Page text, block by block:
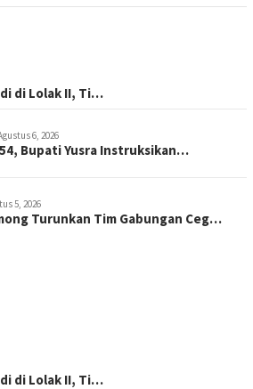
di Lolak II, Ti…
6, 2026
54, Bupati Yusra Instruksikan…
5, 2026
Turunkan Tim Gabungan Ceg…
di Lolak II, Ti…